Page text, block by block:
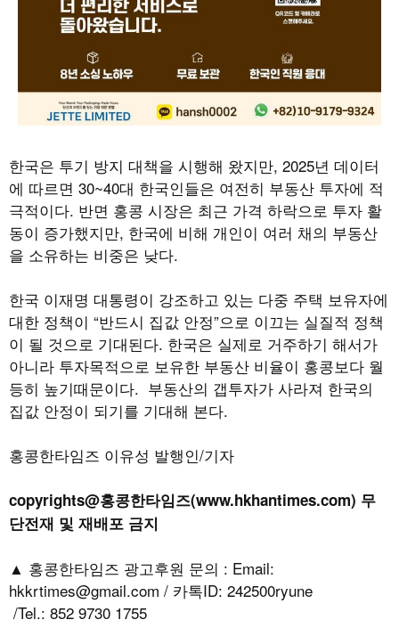
한국은 투기 방지 대책을 시행해 왔지만, 2025년 데이터
에 따르면 30~40대 한국인들은 여전히 부동산 투자에 적
극적이다. 반면 홍콩 시장은 최근 가격 하락으로 투자 활
동이 증가했지만, 한국에 비해 개인이 여러 채의 부동산
을 소유하는 비중은 낮다.
한국 이재명 대통령이 강조하고 있는 다중 주택 보유자에
대한 정책이 “반드시 집값 안정”으로 이끄는 실질적 정책
이 될 것으로 기대된다. 한국은 실제로 거주하기 해서가
아니라 투자목적으로 보유한 부동산 비율이 홍콩보다 월
등히 높기때문이다. 부동산의 갭투자가 사라져 한국의
집값 안정이 되기를 기대해 본다.
홍콩한타임즈 이유성 발행인/기자
copyrights@홍콩한타임즈(www.hkhantimes.com) 무
단전재 및 재배포 금지
▲ 홍콩한타임즈 광고후원 문의 : Email:
hkkrtimes@gmail.com / 카톡ID: 242500ryune
/Tel.: 852 9730 1755